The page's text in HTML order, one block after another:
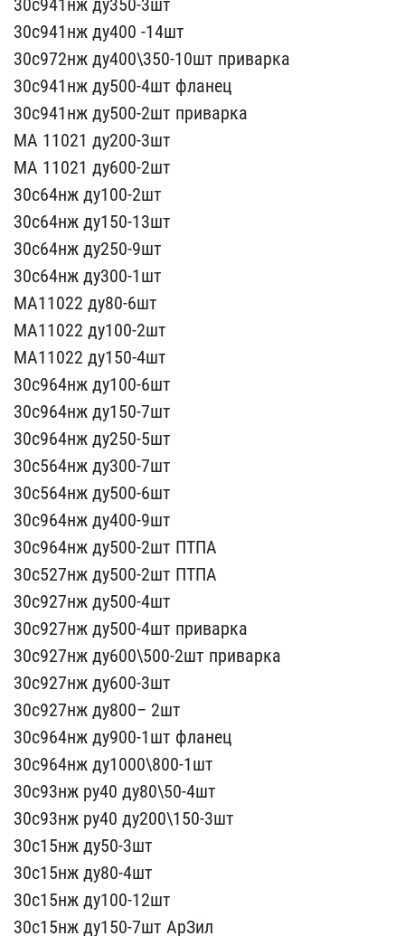
30с941нж ду400 -14​шт
30с972нж ду400\350-1​0шт приварка
30с941нж ду​500-4шт фланец
30с941нж ​ду500-2шт приварка
МА 11​021 ду200-3шт
МА 11021 ​ду600-2шт
30с64нж ду100​-2шт
30с64нж ду150-13шт​
30с64нж ду250-9шт
30с​64нж ду300-1шт
МА11022 ​ду80-6шт
МА11022 ду100-2​шт
МА11022 ду150-4шт
30​с964нж ду100-6шт
30с964н​ж ду150-7шт
30с964нж ду​250-5шт
30с564нж ду300-​7шт
30с564нж ду500-6шт
​30с964нж ду400-9шт
30с96​4нж ду500-2шт ПТПА
30с52​7нж ду500-2шт ПТПА
30с92​7нж ду500-4шт
30с927нж ​ду500-4шт приварка
30с92​7нж ду600\500-2шт привар​ка
30с927нж ду600-3шт
3​0с927нж ду800– 2шт
30с9​64нж ду900-1шт фланец
30​с964нж ду1000\800-1шт
30​с93нж ру40 ду80\50-4шт
​30с93нж ру40 ду200\150-3​шт
30с15нж ду50-3шт
30с1​5нж ду80-4шт
30с15нж ду1​00-12шт
30с15нж ду150-7ш​т АрЗил